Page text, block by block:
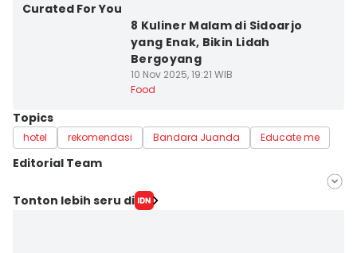
Curated For You
8 Kuliner Malam di Sidoarjo
yang Enak, Bikin Lidah
Bergoyang
10 Nov 2025, 19:21 WIB
Food
Topics
hotel rekomendasi Bandara Juanda Educate me
Editorial Team
Editor
Tonton lebih seru di